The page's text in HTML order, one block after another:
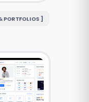
PORTFOLIOS ]